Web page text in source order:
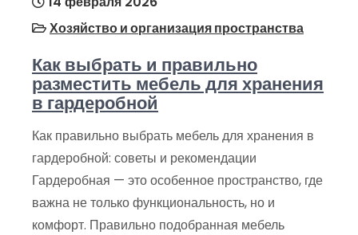
Хозяйство и организация пространства
Как выбрать и правильно
разместить мебель для хранения
в гардеробной
Как правильно выбрать мебель для хранения в
гардеробной: советы и рекомендации
Гардеробная — это особенное пространство, где
важна не только функциональность, но и
комфорт. Правильно подобранная мебель